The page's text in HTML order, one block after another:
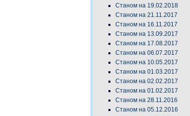
Станом на 19.02.2018
Станом на 21.11.2017
Станом на 16.11.2017
Станом на 13.09.2017
Станом на 17.08.2017
Станом на 06.07.2017
Станом на 10.05.2017
Станом на 01.03.2017
Станом на 02.02.2017
Станом на 01.02.2017
Станом на 28.11.2016
Станом на 05.12.2016